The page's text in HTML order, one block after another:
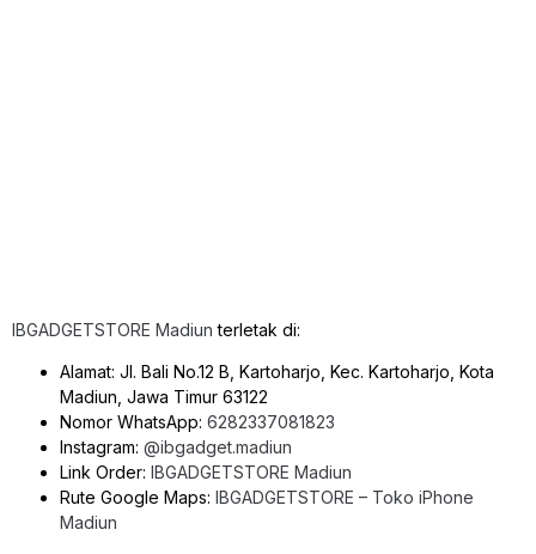
IBGADGETSTORE Madiun terletak di:
Alamat: Jl. Bali No.12 B, Kartoharjo, Kec. Kartoharjo, Kota
Madiun, Jawa Timur 63122
Nomor WhatsApp: 6282337081823
Instagram: @ibgadget.madiun
Link Order: IBGADGETSTORE Madiun
Rute Google Maps: IBGADGETSTORE – Toko iPhone
Madiun